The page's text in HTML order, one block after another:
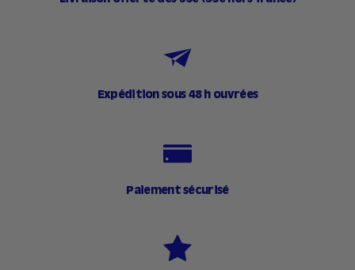
Expédition sous 48 h ouvrées
Paiement sécurisé